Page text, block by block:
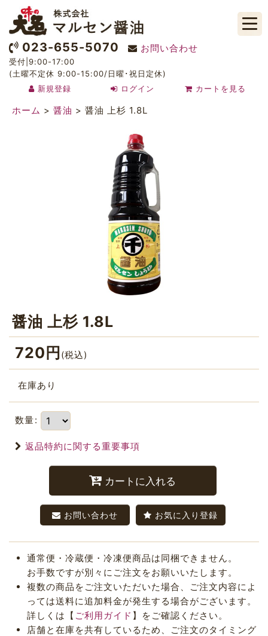
023-655-5070 お問い合わせ
受付|9:00-17:00
(土曜不定休 9:00-15:00/日曜･祝日定休)
新規登録
ログイン カートを見る
ホーム > 醤油 > 醤油 上杉 1.8L
醤油 上杉 1.8L
720 円 (税込)
在庫あり
数量:
返品特約に関する重要事項
カートに入れる
お問い合わせ お気に入り登録
通常便・冷蔵便・冷凍便商品は同梱できません。
お手数ですが別々にご注文をお願いいたします。
複数の商品をご注文いただいた場合、ご注文内容によ
っては送料に追加料金が発生する場合がございます。
詳しくは【 ご利用ガイド 】をご確認ください。
店舗と在庫を共有しているため、ご注文のタイミング